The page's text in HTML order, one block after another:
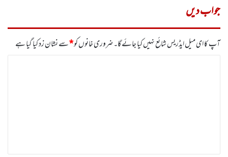
جواب دیں
آپ کا ای میل ایڈریس شائع نہیں کیا جائے گا۔ضروری خانوں کو*سے نشان زد کیا گیا ہے